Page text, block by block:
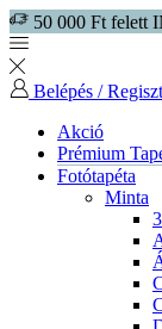
50 000 Ft felett
Belépés /
Akció
Prémium
Fotótapéta
Minta